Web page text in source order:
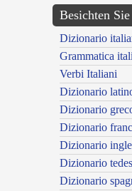
Besichten
Dizionario
Grammatica
Verbi Italiani
Dizionario
Dizionario
Dizionario
Dizionario
Dizionario
Dizionario